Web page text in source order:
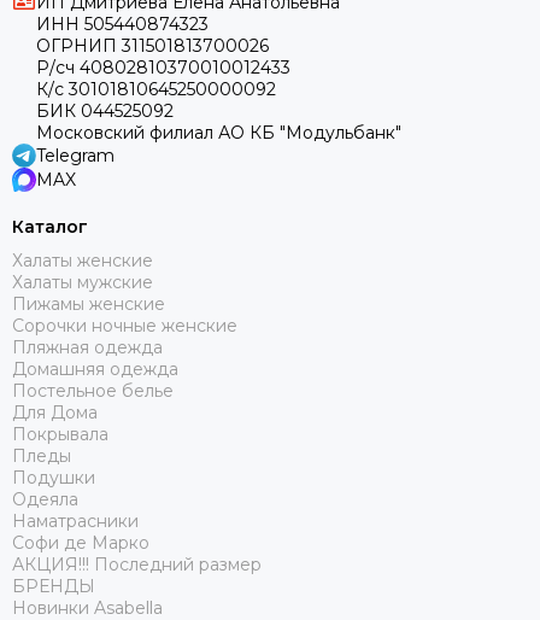
ИНН 505440874323
ОГРНИП 311501813700026
Р/сч 40802810370010012433
К/с 30101810645250000092
БИК 044525092
Московский филиал АО КБ "Модульбанк"
Telegram
MAX
Каталог
Халаты женские
Халаты мужские
Пижамы женские
Сорочки ночные женские
Пляжная одежда
Домашняя одежда
Постельное белье
Для Дома
Покрывала
Пледы
Подушки
Одеяла
Наматрасники
Софи де Марко
АКЦИЯ!!! Последний размер
БРЕНДЫ
Новинки Asabella